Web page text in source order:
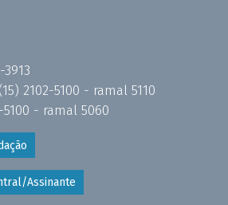
3913
(15) 2102-5100 - ramal 5110
5100 - ramal 5060
Assinante